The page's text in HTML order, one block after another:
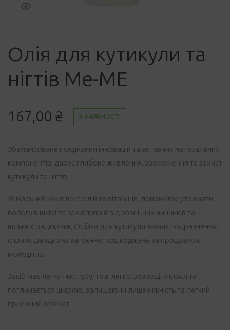
Олія для кутикули та
нігтів Me-ME
167,00 ₴ В НАЯВНОСТІ
Збалансоване поєднання інновацій та активних натуральних
компонентів, дарує глибоке живлення, зволоження та захист
кутикули та нігтів.
Унікальний комплекс олій та вітамінів, допомагає утримати
вологу в шкірі та захистити її від зовнішніх чинників та
вільних радикалів. Олійка для кутикули знімає подразнення,
сприяє швидкому загоєнню пошкоджень та продовжує
молодість.
Засіб має легку текстуру, тож легко розподіляється та
поглинається шкірою, залишаючи лише ніжність та легкий
приємний аромат.